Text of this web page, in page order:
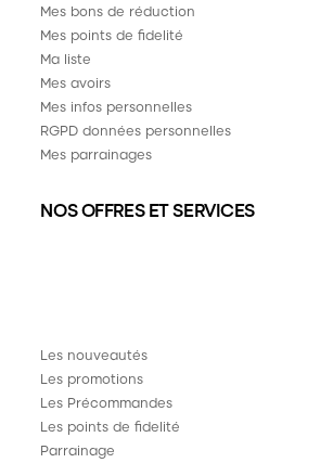
Mes bons de réduction
Mes points de fidelité
Ma liste
Mes avoirs
Mes infos personnelles
RGPD données personnelles
Mes parrainages
NOS OFFRES ET SERVICES
Les nouveautés
Les promotions
Les Précommandes
Les points de fidelité
Parrainage